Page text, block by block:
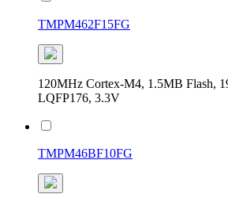
TMPM462F15FG
120MHz Cortex-M4, 1.5MB Flash,
LQFP176, 3.3V
TMPM46BF10FG